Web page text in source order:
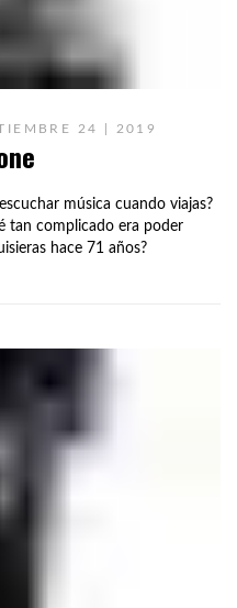
24 | 2019
música cuando viajas?
tan complicado era poder
hace 71 años?